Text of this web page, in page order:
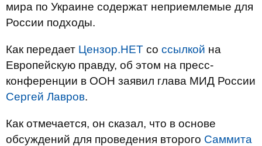
мира по Украине содержат неприемлемые для
России подходы.
Как передает Цензор.НЕТ со ссылкой на
Европейскую правду, об этом на пресс-
конференции в ООН заявил глава МИД России
Сергей Лавров.
Как отмечается, он сказал, что в основе
обсуждений для проведения второго Саммита